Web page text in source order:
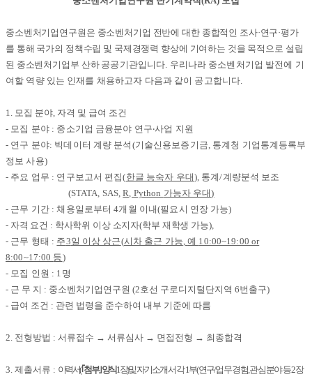
중소벤처기업연구원은 중소벤처기업 전반에 대한 종합적인 조사·연구·평가
를 통해 국가의 정책수립 및 국제경쟁력 향상에 기여하는 것을 목적으로 설립
된 중소벤처기업부 산하 공공기관입니다 우리나라 중소벤처기업 발전에 기
여할 역량 있는 인재를 채용하고자 다음과 같이 공고합니다
1. 모집 분야 자격 및 급여 조건
- 모집 분야 : 중소기업 금융분야 연구‧사업 지원
- 연구 분야: 빅데이터 계량 분석 (기술신용보증기금 통계청 기업통계등록부
정보 사용)
- 주요 업무 : 연구보고서 편집(한글 능숙자 우대), 통계/계량분석 보조
(STATA, SAS,R, Python 가능자 우대)
- 근무 기간 : 채용일로부터4개월 이내(필요시 연장 가능)
- 자격 요건 : 학사학위 이상 소지자(학부 재학생 가능),
- 근무 형태 : 주3일 이상 상근(시차 출근 가능 ,예 10:00~19:00 or
8:00~17:00 등)
- 모집 인원 : 1 명
- 근 무 지 : 중소벤처기업연구원 (2호선 구로디지털단지역 6번출구)
- 급여 조건 : 관련 법령을 준수하여 내부 기준에 따름
2. 전형방법 : 서류접수 → 서류심사 → 면접전형 → 최종합격
3. 제출서류 : 이력서(｢첨부｣양식1장)및자기소개서 각1부(연구/업무 경험, 관심 분야 등2장